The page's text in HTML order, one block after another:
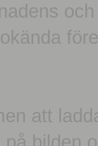
att